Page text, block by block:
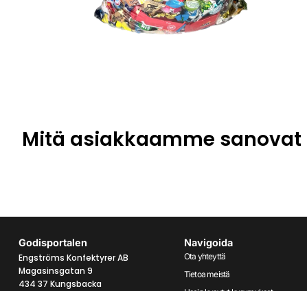
Mitä asiakkaamme sanovat
Godisportalen
Engströms Konfektyrer AB
Magasinsgatan 9
434 37 Kungsbacka
Navigoida
Ota yhteyttä
Tietoa meistä